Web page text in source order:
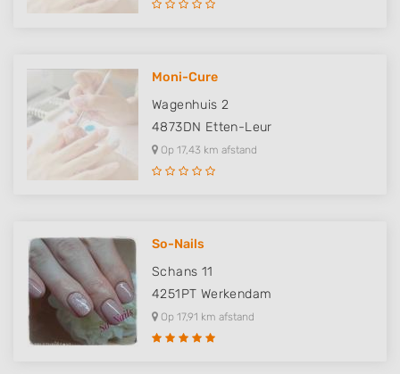
Moni-Cure
Wagenhuis 2
4873DN Etten-Leur
Op 17,43 km afstand
So-Nails
Schans 11
4251PT Werkendam
Op 17,91 km afstand